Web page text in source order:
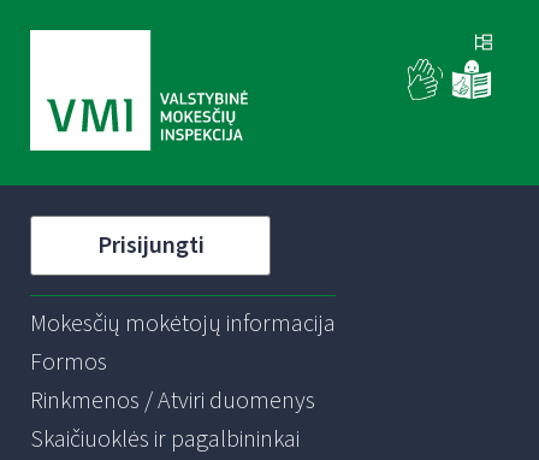
Prisijungti
Mokesčių mokėtojų informacija
Formos
Rinkmenos / Atviri duomenys
Skaičiuoklės ir pagalbininkai